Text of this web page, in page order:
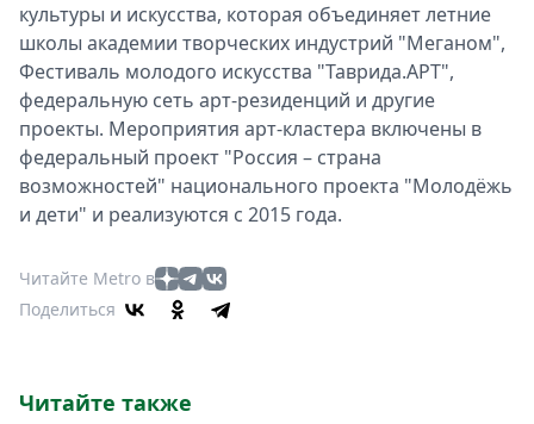
культуры и искусства, которая объединяет летние
школы академии творческих индустрий "Меганом",
Фестиваль молодого искусства "Таврида.АРТ",
федеральную сеть арт-резиденций и другие
проекты. Мероприятия арт-кластера включены в
федеральный проект "Россия – страна
возможностей" национального проекта "Молодёжь
и дети" и реализуются с 2015 года.
Читайте Metro в
Поделиться
Читайте также